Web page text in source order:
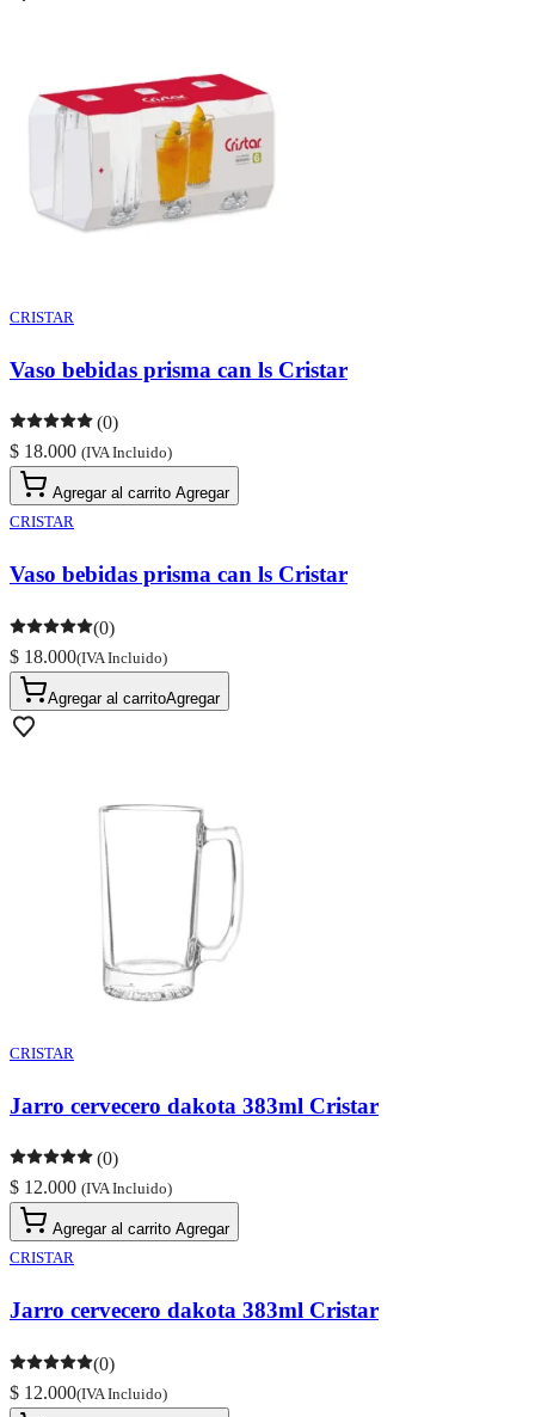
CRISTAR
Vaso bebidas prisma can ls Cristar
(0)
$ 18.000 (IVA Incluido)
Agregar al carrito Agregar
CRISTAR
Vaso bebidas prisma can ls Cristar
(0)
$ 18.000(IVA Incluido)
Agregar al carritoAgregar
CRISTAR
Jarro cervecero dakota 383ml Cristar
(0)
$ 12.000 (IVA Incluido)
Agregar al carrito Agregar
CRISTAR
Jarro cervecero dakota 383ml Cristar
(0)
$ 12.000(IVA Incluido)